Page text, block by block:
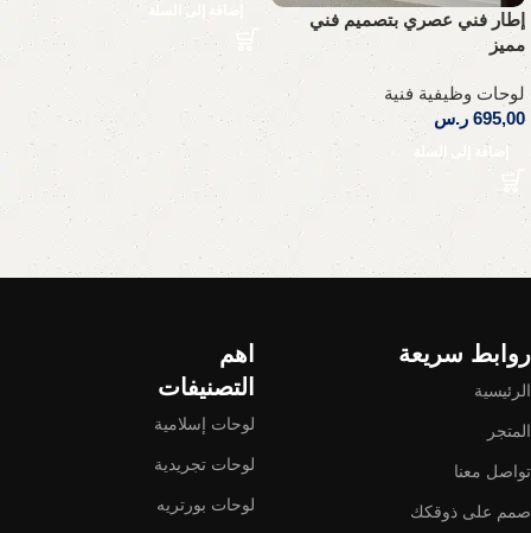
إطار فني عصري بتصميم فني
مميز
لوحات وظيفية فنية
695,00 ر.س
إضافة إلى السلة
إضافة إلى السلة
Read More
روابط سريعة
الرئيسية
المتجر
تواصل معنا
صمم على ذوقكك
اهم
التصنيفات
لوحات إسلامية
لوحات تجريدية
لوحات بورتريه